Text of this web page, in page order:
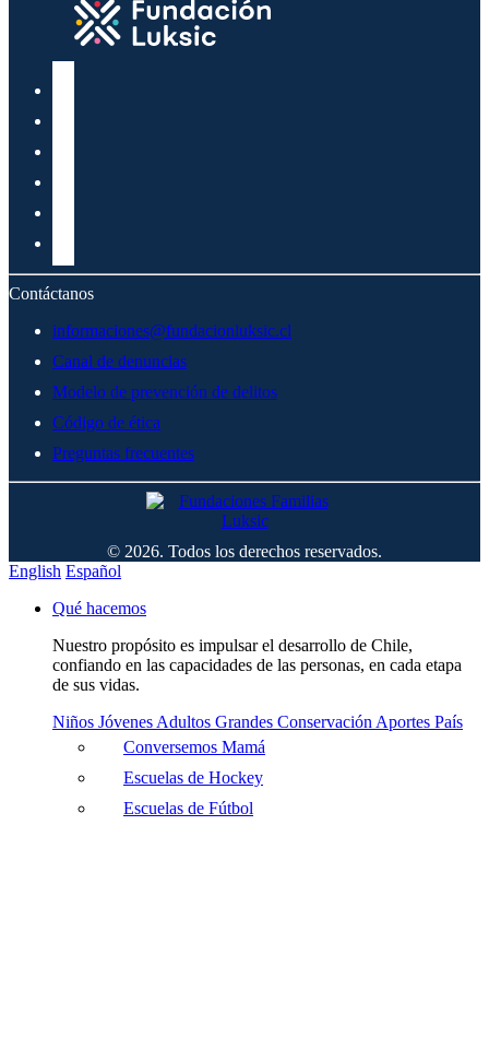
Contáctanos
informaciones@fundacionluksic.cl
Canal de denuncias
Modelo de prevención de delitos
Código de ética
Preguntas frecuentes
© 2026. Todos los derechos reservados.
English Español
Qué hacemos
Nuestro propósito es impulsar el desarrollo de Chile,
confiando en las capacidades de las personas, en cada etapa
de sus vidas.
Niños Jóvenes Adultos Grandes Conservación Aportes País
Conversemos Mamá
Escuelas de Hockey
Escuelas de Fútbol